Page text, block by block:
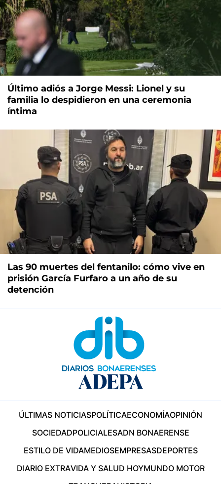
Último adiós a Jorge Messi: Lionel y su
familia lo despidieron en una ceremonia
íntima
Las 90 muertes del fentanilo: cómo vive en
prisión García Furfaro a un año de su
detención
ÚLTIMAS NOTICIASPOLÍTICAECONOMÍAOPINIÓN
SOCIEDADPOLICIALESADN BONAERENSE
ESTILO DE VIDAMEDIOSEMPRESASDEPORTES
DIARIO EXTRAVIDA Y SALUD HOYMUNDO MOTOR